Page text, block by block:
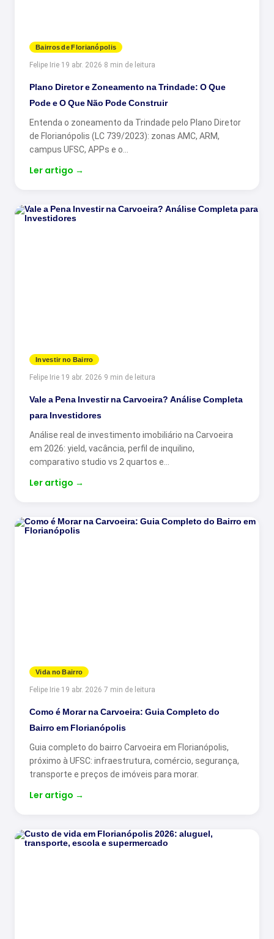
Bairros de Florianópolis
Felipe Irie·19 abr. 2026·8 min de leitura
Plano Diretor e Zoneamento na Trindade: O Que
Pode e O Que Não Pode Construir
Entenda o zoneamento da Trindade pelo Plano Diretor
de Florianópolis (LC 739/2023): zonas AMC, ARM,
campus UFSC, APPs e o…
Ler artigo →
Investir no Bairro
Felipe Irie·19 abr. 2026·9 min de leitura
Vale a Pena Investir na Carvoeira? Análise Completa
para Investidores
Análise real de investimento imobiliário na Carvoeira
em 2026: yield, vacância, perfil de inquilino,
comparativo studio vs 2 quartos e…
Ler artigo →
Vida no Bairro
Felipe Irie·19 abr. 2026·7 min de leitura
Como é Morar na Carvoeira: Guia Completo do
Bairro em Florianópolis
Guia completo do bairro Carvoeira em Florianópolis,
próximo à UFSC: infraestrutura, comércio, segurança,
transporte e preços de imóveis para morar.
Ler artigo →